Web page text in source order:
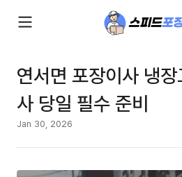
연서면 포장이사 냉
사 당일 필수 준비
Jan 30, 2026